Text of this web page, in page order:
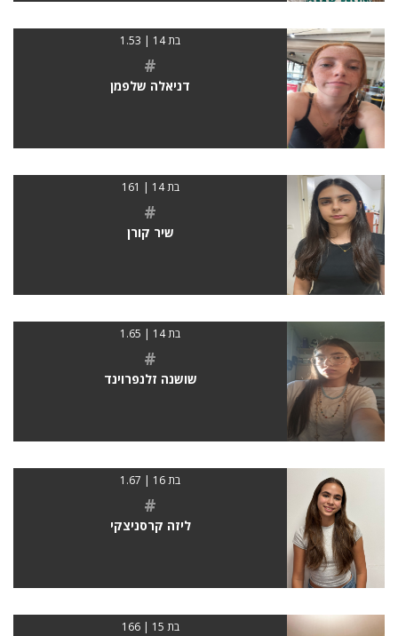
בת 14 | 1.53
#
דניאלה שלפמן
בת 14 | 161
#
שיר קורן
בת 14 | 1.65
#
שושנה זלנפרוינד
בת 16 | 1.67
#
ליזה קרסניצקי
בת 15 | 166